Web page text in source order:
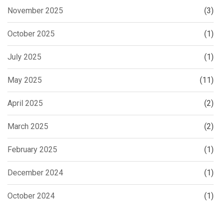
November 2025 (3)
October 2025 (1)
July 2025 (1)
May 2025 (11)
April 2025 (2)
March 2025 (2)
February 2025 (1)
December 2024 (1)
October 2024 (1)